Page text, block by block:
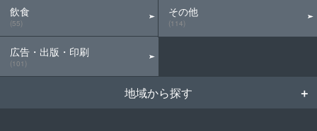
飲食
(55)
広告・出版・印刷
(101)
その他
(114)
地域から探す